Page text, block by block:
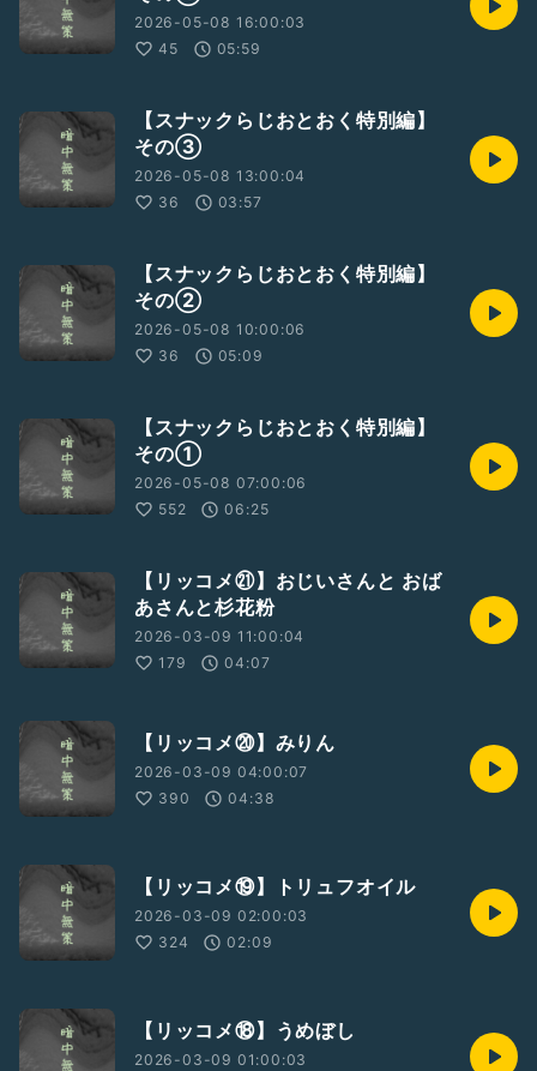
2026-05-08 16:00:03
45
05:59
【スナックらじおとおく特別編】
その③
2026-05-08 13:00:04
36
03:57
【スナックらじおとおく特別編】
その②
2026-05-08 10:00:06
36
05:09
【スナックらじおとおく特別編】
その①
2026-05-08 07:00:06
552
06:25
【リッコメ㉑】おじいさんと おば
あさんと杉花粉
2026-03-09 11:00:04
179
04:07
【リッコメ⑳】みりん
2026-03-09 04:00:07
390
04:38
【リッコメ⑲】トリュフオイル
2026-03-09 02:00:03
324
02:09
【リッコメ⑱】うめぼし
2026-03-09 01:00:03